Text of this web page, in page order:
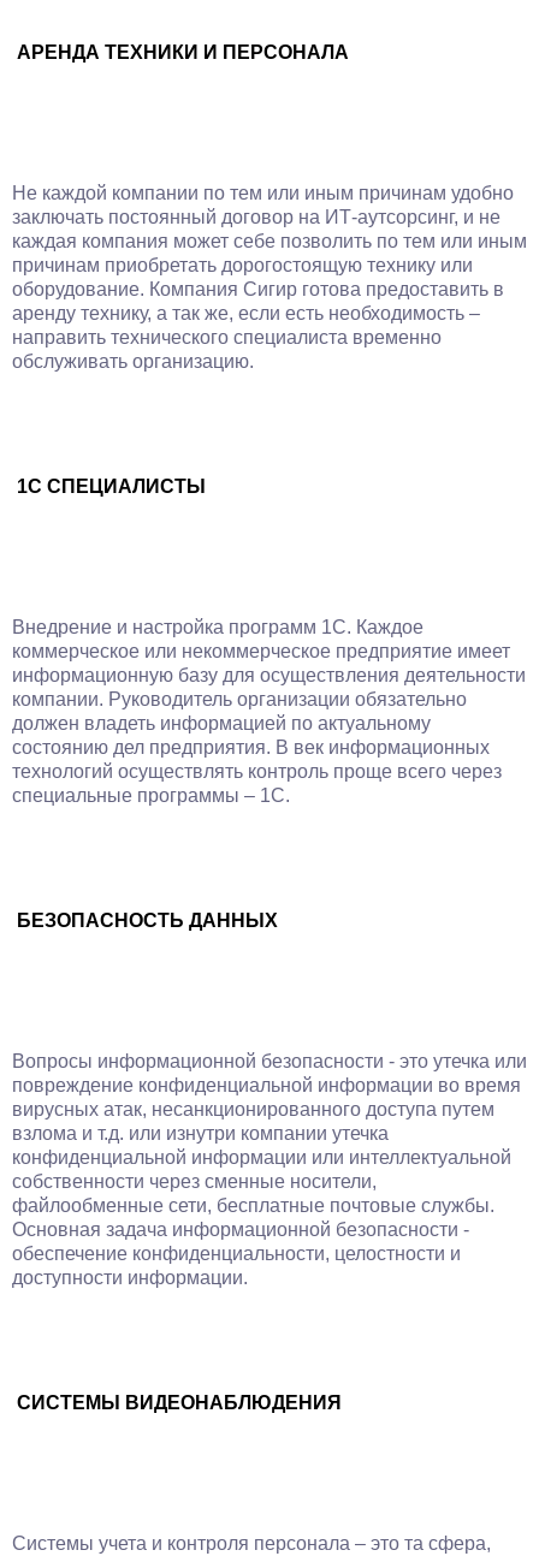
АРЕНДА ТЕХНИКИ И ПЕРСОНАЛА
Не каждой компании по тем или иным причинам удобно
заключать постоянный договор на ИТ-аутсорсинг, и не
каждая компания может себе позволить по тем или иным
причинам приобретать дорогостоящую технику или
оборудование. Компания Сигир готова предоставить в
аренду технику, а так же, если есть необходимость –
направить технического специалиста временно
обслуживать организацию.
1С СПЕЦИАЛИСТЫ
Внедрение и настройка программ 1С. Каждое
коммерческое или некоммерческое предприятие имеет
информационную базу для осуществления деятельности
компании. Руководитель организации обязательно
должен владеть информацией по актуальному
состоянию дел предприятия. В век информационных
технологий осуществлять контроль проще всего через
специальные программы – 1С.
БЕЗОПАСНОСТЬ ДАННЫХ
Вопросы информационной безопасности - это утечка или
повреждение конфиденциальной информации во время
вирусных атак, несанкционированного доступа путем
взлома и т.д. или изнутри компании утечка
конфиденциальной информации или интеллектуальной
собственности через сменные носители,
файлообменные сети, бесплатные почтовые службы.
Основная задача информационной безопасности -
обеспечение конфиденциальности, целостности и
доступности информации.
СИСТЕМЫ ВИДЕОНАБЛЮДЕНИЯ
Системы учета и контроля персонала – это та сфера,